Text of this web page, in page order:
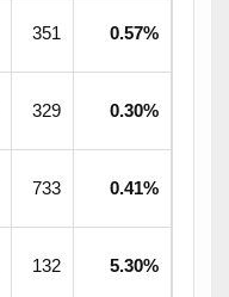
351 0.57%
329 0.30%
733 0.41%
132 5.30%